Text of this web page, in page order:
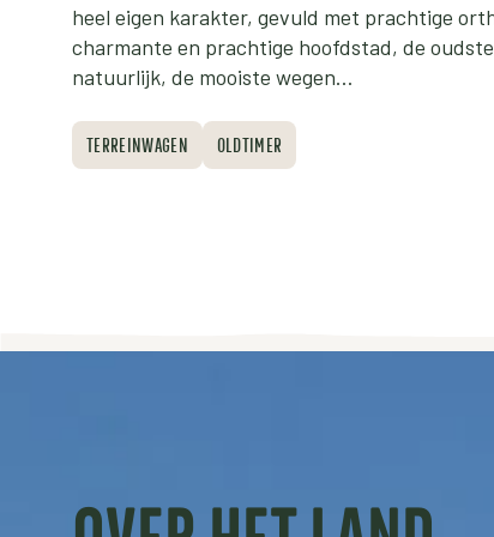
heel eigen karakter, gevuld met prachtige
charmante en prachtige hoofdstad, de
natuurlijk, de mooiste wegen…
TERREINWAGEN OLDTIMER